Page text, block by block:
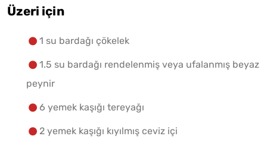
Üzeri için
1 su bardağı çökelek
1.5 su bardağı rendelenmiş veya ufalanmış beyaz
peynir
6 yemek kaşığı tereyağı
2 yemek kaşığı kıyılmış ceviz içi